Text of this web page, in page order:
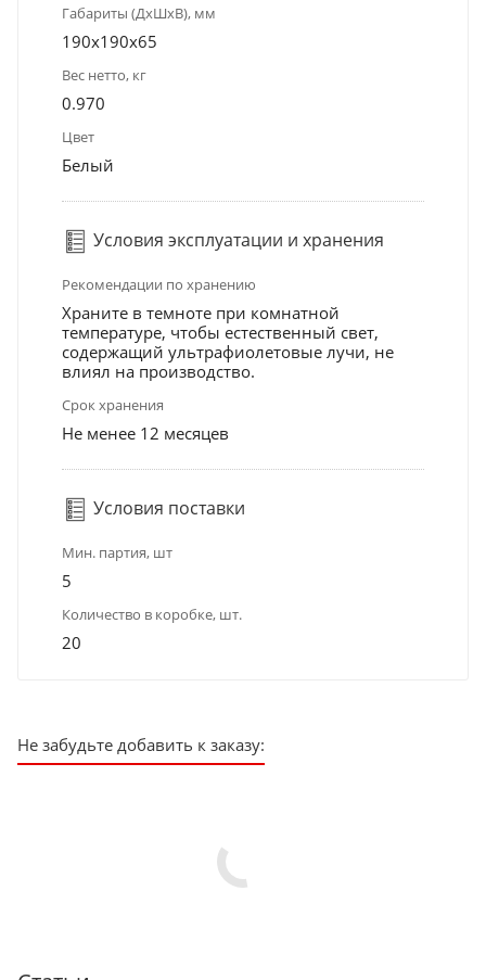
Габариты (ДхШхВ), мм
190х190х65
Вес нетто, кг
0.970
Цвет
Белый
Условия эксплуатации и хранения
Рекомендации по хранению
Храните в темноте при комнатной
температуре, чтобы естественный свет,
содержащий ультрафиолетовые лучи, не
влиял на производство.
Срок хранения
Не менее 12 месяцев
Условия поставки
Мин. партия, шт
5
Количество в коробке, шт.
20
Не забудьте добавить к заказу: